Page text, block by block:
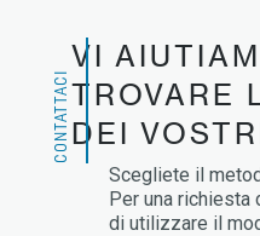
CONTATTACI
VI
TROVARE
DEI
Scegliete il
Per una richiesta
di utilizzare il